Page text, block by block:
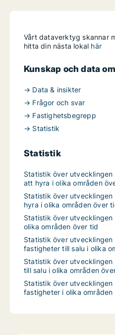
Vårt dataverktyg skannar
hitta din nästa lokal här
Kunskap och data
→ Data & insikter
→ Frågor och svar
→ Fastighetsbegrepp
→ Statistik
Statistik
Statistik över
att hyra i olika områden
Statistik över
hyra i olika områden över
Statistik över
olika områden över tid
Statistik över utvecklingen
fastigheter till salu i olika
Statistik över
till salu i olika områden
Statistik över utvecklingen
fastigheter i olika områden